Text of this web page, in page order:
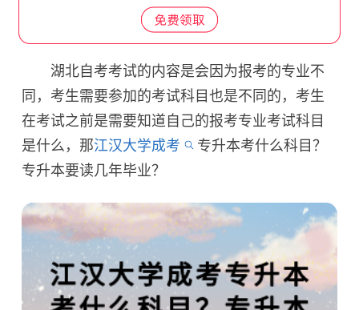
湖北自考考试的内容是会因为报考的专业不
同，考生需要参加的考试科目也是不同的，考生
在考试之前是需要知道自己的报考专业考试科目
是什么，那江汉大学成考
专升本考什么科目？
专升本要读几年毕业？